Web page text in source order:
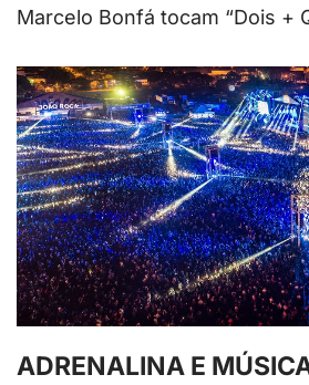
Marcelo Bonfá tocam “Dois +
ADRENALINA E